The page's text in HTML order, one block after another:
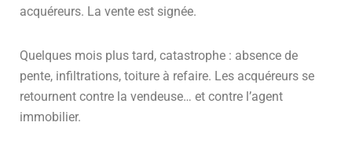
acquéreurs. La vente est signée.
Quelques mois plus tard, catastrophe : absence de
pente, infiltrations, toiture à refaire. Les acquéreurs se
retournent contre la vendeuse… et contre l’agent
immobilier.